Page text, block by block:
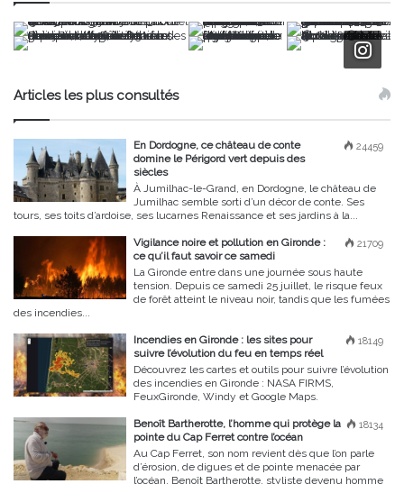
Articles les plus consultés
24459
En Dordogne, ce château de conte
domine le Périgord vert depuis des
siècles
À Jumilhac-le-Grand, en Dordogne, le château de
Jumilhac semble sorti d’un décor de conte. Ses
tours, ses toits d’ardoise, ses lucarnes Renaissance et ses jardins à la...
21709
Vigilance noire et pollution en Gironde :
ce qu’il faut savoir ce samedi
La Gironde entre dans une journée sous haute
tension. Depuis ce samedi 25 juillet, le risque feux
de forêt atteint le niveau noir, tandis que les fumées
des incendies...
18149
Incendies en Gironde : les sites pour
suivre l’évolution du feu en temps réel
Découvrez les cartes et outils pour suivre l’évolution
des incendies en Gironde : NASA FIRMS,
FeuxGironde, Windy et Google Maps.
18134
Benoît Bartherotte, l’homme qui protège la
pointe du Cap Ferret contre l’océan
Au Cap Ferret, son nom revient dès que l’on parle
d’érosion, de digues et de pointe menacée par
l’océan. Benoît Bartherotte, styliste devenu homme